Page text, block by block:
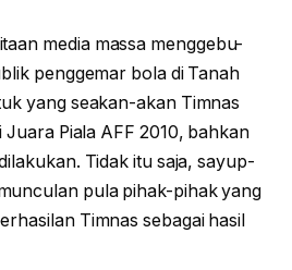
media massa menggebu-
penggemar bola di Tanah
yang seakan-akan Timnas
Juara Piala AFF 2010, bahkan
Tidak itu saja, sayup-
pula pihak-pihak yang
Timnas sebagai hasil